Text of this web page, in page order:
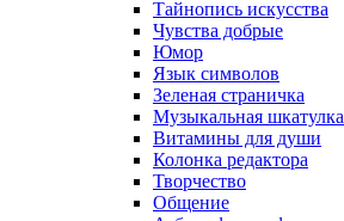
Тайнопись искусства
Чувства добрые
Юмор
Язык символов
Зеленая страничка
Музыкальная шкатулка
Витамины для души
Колонка редактора
Творчество
Общение